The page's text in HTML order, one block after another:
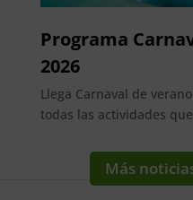
Programa
2026
Llega Carnaval de
todas las actividades
Más